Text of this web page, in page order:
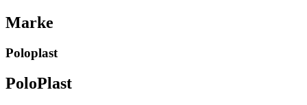
Marke
Poloplast
PoloPlast